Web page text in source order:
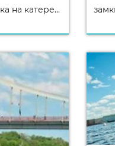
на катере...